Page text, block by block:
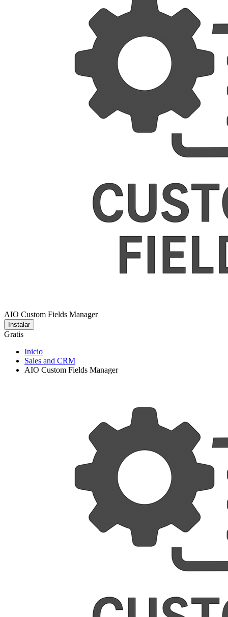
AIO Custom Fields Manager
Instalar
Gratis
Inicio
Sales and CRM
AIO Custom Fields Manager